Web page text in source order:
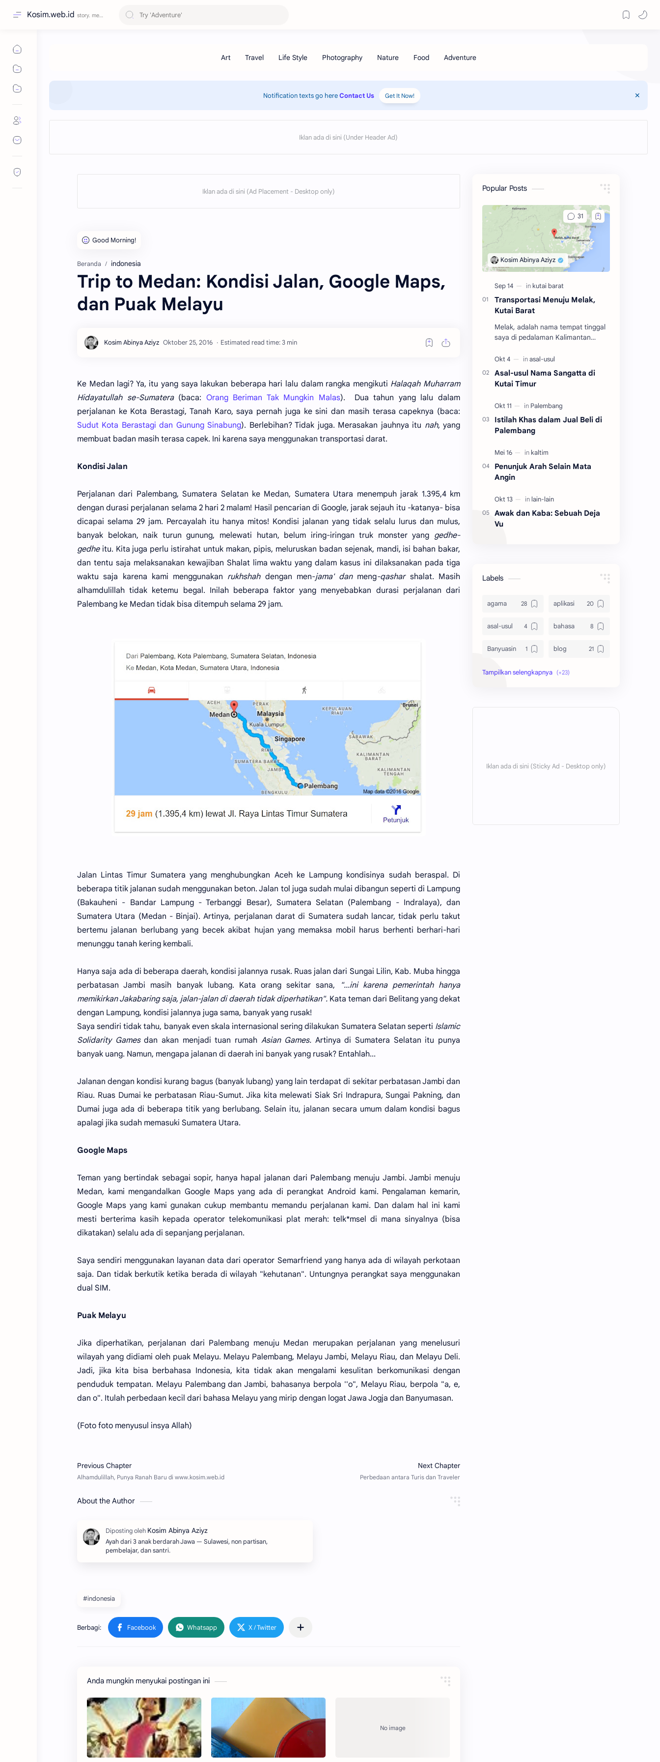
Kosim.web.id
Notification texts go hereContact Us Get It Now!
Beranda indonesia
Trip to Medan: Kondisi Jalan, Google Maps,
dan Puak Melayu
Estimated read time: 3 min
Ke Medan lagi? Ya, itu yang saya lakukan beberapa hari lalu dalam rangka mengikuti Halaqah Muharram
Hidayatullah se-Sumatera(baca: Orang Beriman Tak Mungkin Malas). Dua tahun yang lalu dalam
perjalanan ke Kota Berastagi, Tanah Karo, saya pernah juga ke sini dan masih terasa capeknya (baca:
Sudut Kota Berastagi dan Gunung Sinabung). Berlebihan? Tidak juga. Merasakan jauhnya itu nah, yang
membuat badan masih terasa capek. Ini karena saya menggunakan transportasi darat.
Kondisi Jalan
Perjalanan dari Palembang, Sumatera Selatan ke Medan, Sumatera Utara menempuh jarak 1.395,4 km
dengan durasi perjalanan selama 2 hari 2 malam! Hasil pencarian di Google, jarak sejauh itu -katanya- bisa
dicapai selama 29 jam. Percayalah itu hanya mitos! Kondisi jalanan yang tidak selalu lurus dan mulus,
banyak belokan, naik turun gunung, melewati hutan, belum iring-iringan truk monster yang gedhe-
gedheitu. Kita juga perlu istirahat untuk makan, pipis, meluruskan badan sejenak, mandi, isi bahan bakar,
dan tentu saja melaksanakan kewajiban Shalat lima waktu yang dalam kasus ini dilaksanakan pada tiga
waktu saja karena kami menggunakan rukhshah dengan men-jama' dan meng-qashar shalat. Masih
alhamdulillah tidak ketemu begal. Inilah beberapa faktor yang menyebabkan durasi perjalanan dari
Palembang ke Medan tidak bisa ditempuh selama 29 jam.
Jalan Lintas Timur Sumatera yang menghubungkan Aceh ke Lampung kondisinya sudah beraspal. Di
beberapa titik jalanan sudah menggunakan beton. Jalan tol juga sudah mulai dibangun seperti di Lampung
(Bakauheni - Bandar Lampung - Terbanggi Besar), Sumatera Selatan (Palembang - Indralaya), dan
Sumatera Utara (Medan - Binjai). Artinya, perjalanan darat di Sumatera sudah lancar, tidak perlu takut
bertemu jalanan berlubang yang becek akibat hujan yang memaksa mobil harus berhenti berhari-hari
menunggu tanah kering kembali.
Hanya saja ada di beberapa daerah, kondisi jalannya rusak. Ruas jalan dari Sungai Lilin, Kab. Muba hingga
perbatasan Jambi masih banyak lubang. Kata orang sekitar sana,
"...ini karena pemerintah hanya
memikirkan Jakabaring saja, jalan-jalan di daerah tidak diperhatikan". Kata teman dari Belitang yang dekat
dengan Lampung, kondisi jalannya juga sama, banyak yang rusak!
Saya sendiri tidak tahu, banyak even skala internasional sering dilakukan Sumatera Selatan seperti Islamic
Solidarity Gamesdan akan menjadi tuan rumah Asian Games. Artinya di Sumatera Selatan itu punya
banyak uang. Namun, mengapa jalanan di daerah ini banyak yang rusak? Entahlah...
Jalanan dengan kondisi kurang bagus (banyak lubang) yang lain terdapat di sekitar perbatasan Jambi dan
Riau. Ruas Dumai ke perbatasan Riau-Sumut. Jika kita melewati Siak Sri Indrapura, Sungai Pakning, dan
Dumai juga ada di beberapa titik yang berlubang. Selain itu, jalanan secara umum dalam kondisi bagus
apalagi jika sudah memasuki Sumatera Utara.
Google Maps
Teman yang bertindak sebagai sopir, hanya hapal jalanan dari Palembang menuju Jambi. Jambi menuju
Medan, kami mengandalkan Google Maps yang ada di perangkat Android kami. Pengalaman kemarin,
Google Maps yang kami gunakan cukup membantu memandu perjalanan kami. Dan dalam hal ini kami
mesti berterima kasih kepada operator telekomunikasi plat merah: telk*msel di mana sinyalnya (bisa
dikatakan) selalu ada di sepanjang perjalanan.
Saya sendiri menggunakan layanan data dari operator Semarfriend yang hanya ada di wilayah perkotaan
saja. Dan tidak berkutik ketika berada di wilayah "kehutanan". Untungnya perangkat saya menggunakan
dual SIM.
Puak Melayu
Jika diperhatikan, perjalanan dari Palembang menuju Medan merupakan perjalanan yang menelusuri
wilayah yang didiami oleh puak Melayu. Melayu Palembang, Melayu Jambi, Melayu Riau, dan Melayu Deli.
Jadi, jika kita bisa berbahasa Indonesia, kita tidak akan mengalami kesulitan berkomunikasi dengan
penduduk tempatan. Melayu Palembang dan Jambi, bahasanya berpola ''o", Melayu Riau, berpola "a, e,
dan o". Itulah perbedaan kecil dari bahasa Melayu yang mirip dengan logat Jawa Jogja dan Banyumasan.
(Foto foto menyusul insya Allah)
About the Author
Ayah dari 3 anak berdarah Jawa — Sulawesi, non partisan,
pembelajar, dan santri.
#indonesia
Anda mungkin menyukai postingan ini
Popular Posts
Transportasi Menuju Melak,
Kutai Barat
Melak, adalah nama tempat tinggal
saya di pedalaman Kalimantan
hingga 2010. Adalah salah satu dari
tiga kecamatan y…
Asal-usul Nama Sangatta di
Kutai Timur
Istilah Khas dalam Jual Beli di
Palembang
Penunjuk Arah Selain Mata
Angin
Awak dan Kaba: Sebuah Deja
Vu
Labels
agama aplikasi
asal-usul bahasa
Banyuasin blog
bola ekonomi
kutai barat lain-lain